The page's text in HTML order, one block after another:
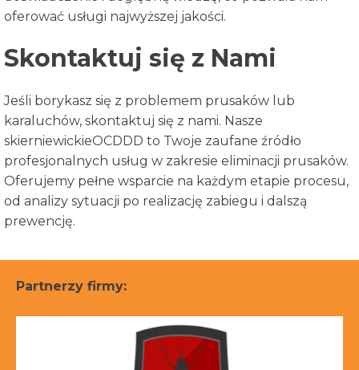
oferować usługi najwyższej jakości.
Skontaktuj się z Nami
Jeśli borykasz się z problemem prusaków lub
karaluchów, skontaktuj się z nami. Nasze
skierniewickieOCDDD to Twoje zaufane źródło
profesjonalnych usług w zakresie eliminacji prusaków.
Oferujemy pełne wsparcie na każdym etapie procesu,
od analizy sytuacji po realizację zabiegu i dalszą
prewencję.
Partnerzy firmy: